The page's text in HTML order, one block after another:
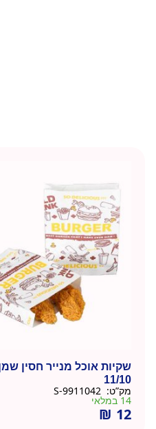
11/10
מק”ט: 9911042-S
14 במלאי
₪ 12